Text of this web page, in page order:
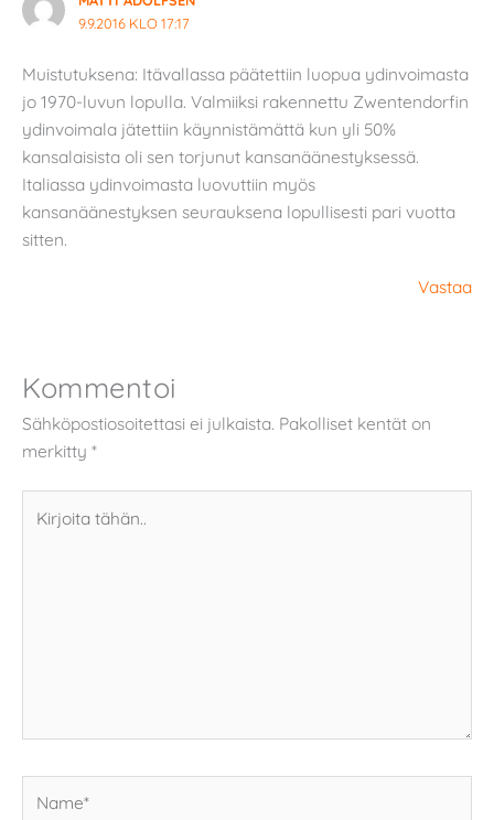
9.9.2016 KLO 17:17
Muistutuksena: Itävallassa päätettiin luopua ydinvoimasta
jo 1970-luvun lopulla. Valmiiksi rakennettu Zwentendorfin
ydinvoimala jätettiin käynnistämättä kun yli 50%
kansalaisista oli sen torjunut kansanäänestyksessä.
Italiassa ydinvoimasta luovuttiin myös
kansanäänestyksen seurauksena lopullisesti pari vuotta
sitten.
Vastaa
Kommentoi
Sähköpostiosoitettasi ei julkaista. Pakolliset kentät on
merkitty *
tähän..